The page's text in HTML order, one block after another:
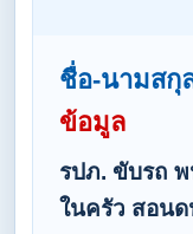
ชื่อ-นามสกุ
ข้อมูล
รปภ. ขับรถ
ในครัว สอน